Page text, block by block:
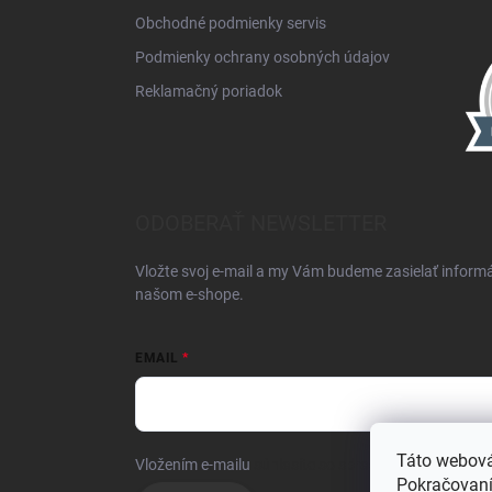
Táto
Obchodné podmienky servis
Podmienky ochrany osobných údajov
Reklamačný poriadok
Vložte svoj e-mail a my Vám budeme zasielať
našom e-shope.
EMAIL
Vložením e-mailu súhlasíte so spracúvaním